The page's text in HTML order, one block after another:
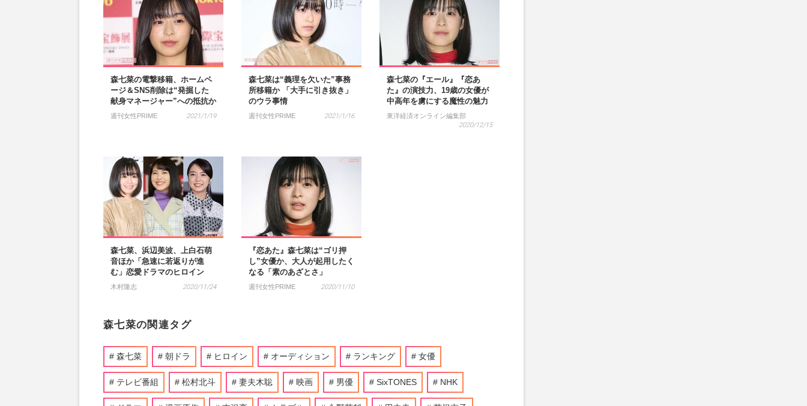
森七菜の電撃移籍、ホームペ
ージ＆SNS削除は“発掘した
献身マネージャー”への抵抗か
週刊女性PRIME 2021/1/19
森七菜は“義理を欠いた”事務
所移籍か 「大手に引き抜き」
のウラ事情
週刊女性PRIME 2021/1/16
森七菜の『エール』『恋あ
た』の演技力、19歳の女優が
中高年を虜にする魔性の魅力
東洋経済オンライン編集部
2020/12/15
森七菜、浜辺美波、上白石萌
音ほか「急速に若返りが進
む」恋愛ドラマのヒロイン
木村隆志 2020/11/24
『恋あた』森七菜は“ゴリ押
し”女優か、大人が起用したく
なる「素のあざとさ」
週刊女性PRIME 2020/11/10
森七菜の関連タグ
森七菜 朝ドラ ヒロイン オーディション ランキング 女優
テレビ番組 松村北斗 妻夫木聡 映画 男優 SixTONES NHK